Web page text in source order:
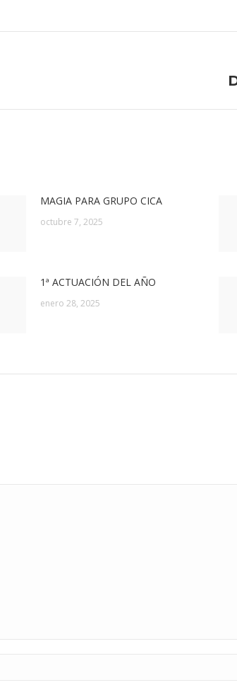
X
PinterestFacebookLinkedIn
MAGIA PARA GRUPO CICA
octubre 7, 2025
1ª ACTUACIÓN DEL AÑO
enero 28, 2025